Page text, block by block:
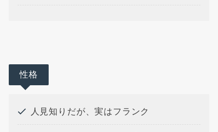
性格
人見知りだが、実はフランク